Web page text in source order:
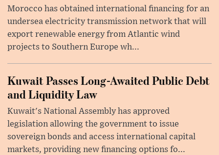
Morocco has obtained international financing for an
undersea electricity transmission network that will
export renewable energy from Atlantic wind
projects to Southern Europe wh...
Kuwait Passes Long-Awaited Public Debt
and Liquidity Law
Kuwait's National Assembly has approved
legislation allowing the government to issue
sovereign bonds and access international capital
markets, providing new financing options fo...